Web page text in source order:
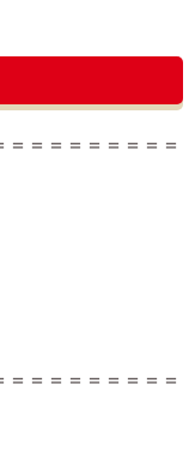
＝＝＝＝＝＝＝＝
＝＝＝＝＝＝＝＝